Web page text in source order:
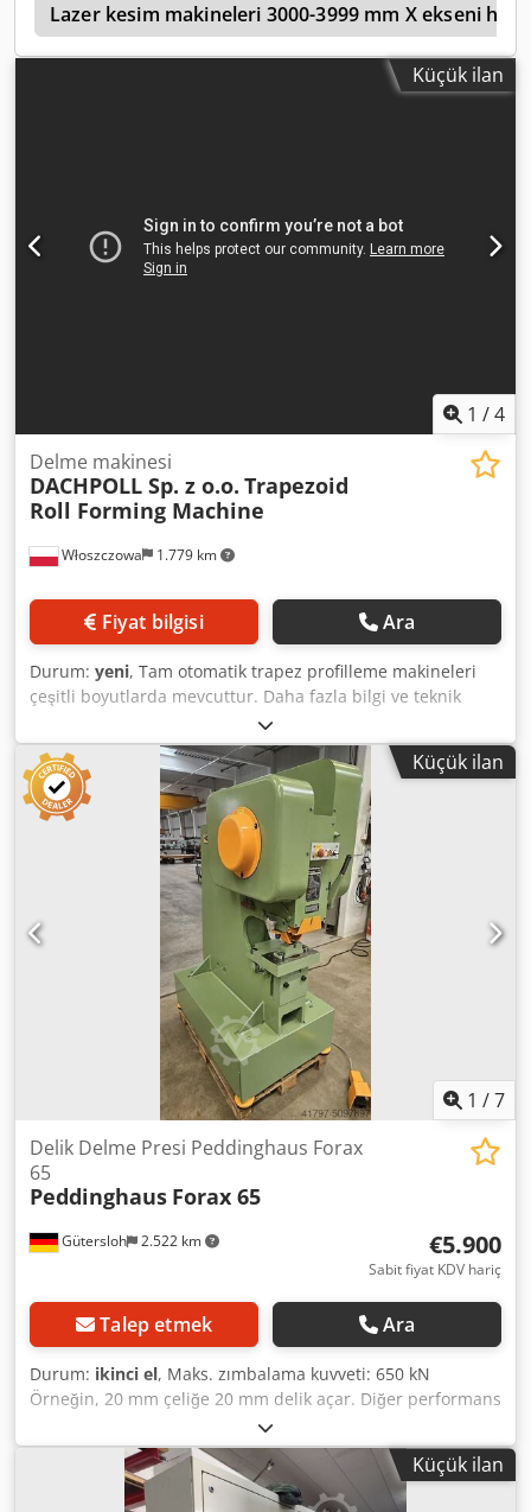
28x20 mm Tonaj: 70 ton Fotoğraflarda görülen punta ve
kalıplar dahildir. *Makine tamamen gözden geçirilmiş
olup, mükemmel çalışma durumundadır.
Lazer kesim makineleri 3000-3999 mm X ekseni
Küçük ilan
1 /4
Włoszczowa 1.779 km
Delme makinesi
DACHPOLL Sp. z o.o. Trapezoid
Roll Forming Machine
Fiyat bilgisi Ara
Durum: yeni, Tam otomatik trapez profilleme makineleri
çeşitli boyutlarda mevcuttur. Daha fazla bilgi ve teknik
dokümantasyon için lütfen bizimle iletişime geçin. Codpfx
Aeyr Nkbsf Rorf
Küçük ilan
1 /7
Gütersloh 2.522 km
Delik Delme Presi Peddinghaus Forax
65
Peddinghaus Forax 65
€5.900
Sabit fiyat KDV hariç
Talep etmek Ara
Durum: ikinci el, Maks. zımbalama kuvveti: 650 kN
Örneğin, 20 mm çeliğe 20 mm delik açar. Diğer performans
verileri tip etiketinde veya talep üzerine. Zımba ve kalıp
seti dahil. Çok iyi durumda. Credpfx Aef Nwqlsf Ref
Küçük ilan